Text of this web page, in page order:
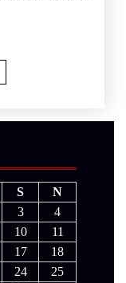
S
N
3
4
10
11
17
18
24
25